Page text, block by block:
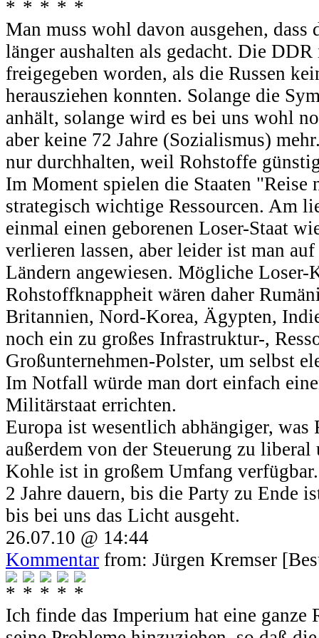
Man muss wohl davon ausgehen,
länger aushalten als gedacht. Die
freigegeben worden, als die Russen
herausziehen konnten. Solange die
anhält, solange wird es bei uns wohl
aber keine 72 Jahre (Sozialismus)
nur durchhalten, weil Rohstoffe
Im Moment spielen die Staaten "Reise
strategisch wichtige Ressourcen. Am
einmal einen geborenen Loser-Staat
verlieren lassen, aber leider ist man
Ländern angewiesen. Mögliche Loser-
Rohstoffknappheit wären daher
Britannien, Nord-Korea, Ägypten,
noch ein zu großes Infrastruktur-,
Großunternehmen-Polster, um selbst
Im Notfall würde man dort einfach
Militärstaat errichten.
Europa ist wesentlich abhängiger, was
außerdem von der Steuerung zu
Kohle ist in großem Umfang
2 Jahre dauern, bis die Party zu Ende
bis bei uns das Licht ausgeht.
26.07.10 @ 14:44
Kommentar from: Jürgen Kremser
Ich finde das Imperium hat eine ganze